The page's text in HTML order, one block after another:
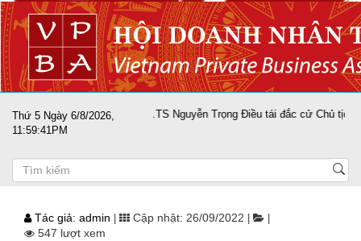
Thứ 5 Ngày 6/8/2026,
11:59:42PM
sóng gió PGS.TS Nguyễn Trọng Điều tái đắc cử Chủ tịch Hội
Tác giả: admin Cập nhật: 26/09/2022
547 lượt xem